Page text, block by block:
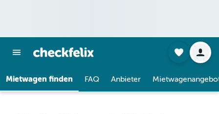
Mietwagen finden FAQ Anbieter